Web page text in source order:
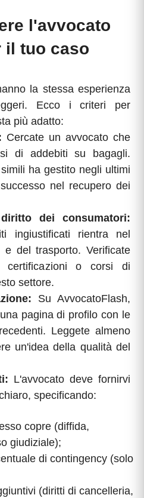
l'avvocato
il tuo caso
la stessa esperienza
Ecco i criteri per
più adatto:
Cercate un avvocato che
di addebiti su bagagli.
ha gestito negli ultimi
nel recupero dei
dei consumatori:
ingiustificati rientra nel
e del trasporto. Verificate
certificazioni o corsi di
settore.
Su AvvocatoFlash,
pagina di profilo con le
Leggete almeno
un'idea della qualità del
L'avvocato deve fornirvi
specificando:
copre (diffida,
giudiziale);
di contingency (solo
(diritti di cancelleria,